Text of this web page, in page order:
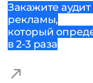
Закажите аудит
рекламы,
который
в 2-3 раза